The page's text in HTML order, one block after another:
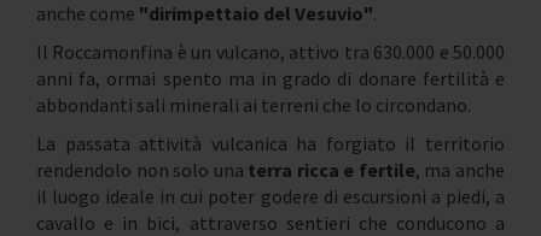
anche come "dirimpettaio del Vesuvio".
Il Roccamonfina è un vulcano, attivo tra 630.000 e 50.000
anni fa, ormai spento ma in grado di donare fertilità e
abbondanti sali minerali ai terreni che lo circondano.
La passata attività vulcanica ha forgiato il territorio
rendendolo non solo una terra ricca e fertile, ma anche
il luogo ideale in cui poter godere di escursioni a piedi, a
cavallo e in bici, attraverso sentieri che conducono a